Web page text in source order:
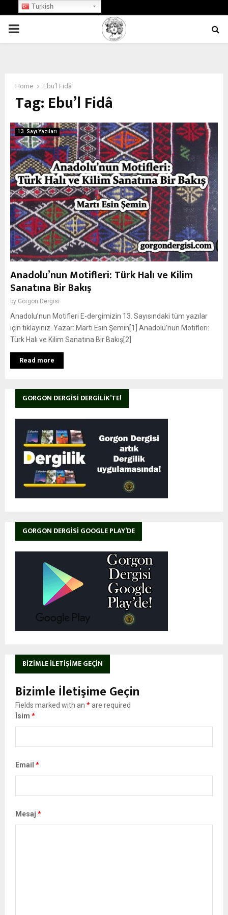
PRIMARY
Home Ebu’l Fidâ
Tag: Ebu’l Fidâ
13. Sayı Yazıları
Anadolu’nun Motifleri: Türk Halı ve Kilim
Sanatına Bir Bakış
by Gorgon Dergisi
Anadolu’nun Motifleri E-dergimizin 13. Sayısındaki tüm yazılar
için tıklayınız. Yazar: Martı Esin Şemin[1] Anadolu’nun Motifleri:
Türk Halı ve Kilim Sanatına Bir Bakış[2]
Read more
GORGON DERGISI DERGILIK’TE!
GORGON DERGISI GOOGLE PLAY’DE
BIZIMLE İLETIŞIME GEÇIN
Bizimle İletişime Geçin
Fields marked with an *are required
İsim *
Email *
Mesaj *
Turkish